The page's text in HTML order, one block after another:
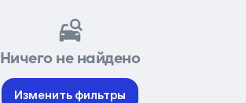
Ничего не найдено
Изменить фильтры